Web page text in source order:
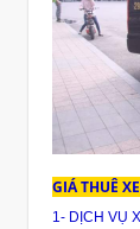
GIÁ THUÊ
1- DỊCH VỤ